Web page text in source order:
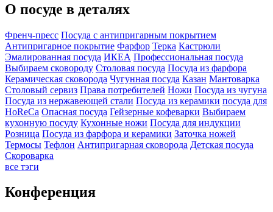
О посуде в деталях
Френч-пресс Посуда с антипригарным покрытием
Антипригарное покрытие Фарфор Терка Кастрюли
Эмалированная посуда ИКЕА Профессиональная посуда
Выбираем сковороду Столовая посуда Посуда из фарфора
Керамическая сковорода Чугунная посуда Казан Мантоварка
Столовый сервиз Права потребителей Ножи Посуда из чугуна
Посуда из нержавеющей стали Посуда из керамики посуда для
HoReCa Опасная посуда Гейзерные кофеварки Выбираем
кухонную посуду Кухонные ножи Посуда для индукции
Розница Посуда из фарфора и керамики Заточка ножей
Термосы Тефлон Антипригарная сковорода Детская посуда
Скороварка
все тэги
Конференция